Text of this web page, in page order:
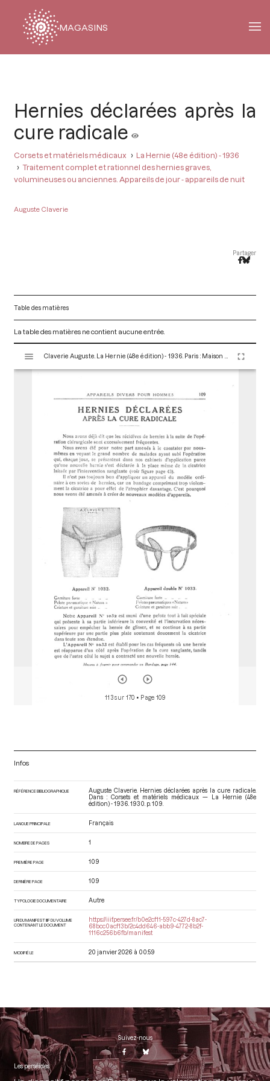
MAGASINS
Hernies déclarées après la
cure radicale
Corsets et matériels médicaux
La Hernie (48e édition) - 1936
Traitement complet et rationnel des hernies graves,
volumineuses ou anciennes. Appareils de jour - appareils de nuit
Auguste Claverie
Partager
Table des matières
La table des matières ne contient aucune entrée.
s
113 sur 170 • Page 109
Infos
RÉFÉRENCE BIBLIOGRAPHIQUE
Auguste Claverie. Hernies déclarées après la cure radicale.
Dans : Corsets et matériels médicaux — La Hernie (48e
édition) - 1936 . 1930. p. 109.
LANGUE PRINCIPALE Français
NOMBRE DE PAGES 1
PREMIÈRE PAGE 109
DERNIÈRE PAGE 109
TYPOLOGIE DOCUMENTAIRE Autre
URI DU MANIFEST IIIF DU VOLUME
CONTENANT LE DOCUMENT
https://iiif.persee.fr/b0e2cf11-597c-427d-8ac7-
68bcc0acf13b/2c4dd646-abb9-4772-8b2f-
1116c256b6fb/manifest
MODIFIÉ LE 20 janvier 2026 à 00:59
Suivez-nous
Les perséides